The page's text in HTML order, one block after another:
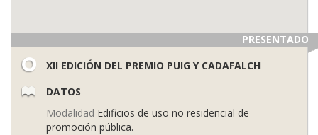
PRESENTADO
XII EDICIÓN DEL PREMIO PUIG Y CADAFALCH
DATOS
Modalidad Edificios de uso no residencial de
promoción pública.